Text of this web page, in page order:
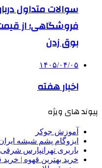
سوالات متداول
فروشگاهی؛ از
بوق زدن
۱۴۰۵/۰۴/۰۵
اخبار هفته
پیوند های ویژه
آموزش جوکر
ایزوگام پشم شیشه
باربری تهرانپارس
خرید بهترین قهوه |